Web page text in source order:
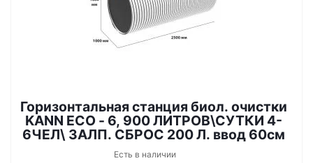
Горизонтальная станция биол. очистки
KANN ECO - 6, 900 ЛИТРОВ\СУТКИ 4-
6ЧЕЛ\ ЗАЛП. СБРОС 200 Л. ввод 60см
Есть в наличии